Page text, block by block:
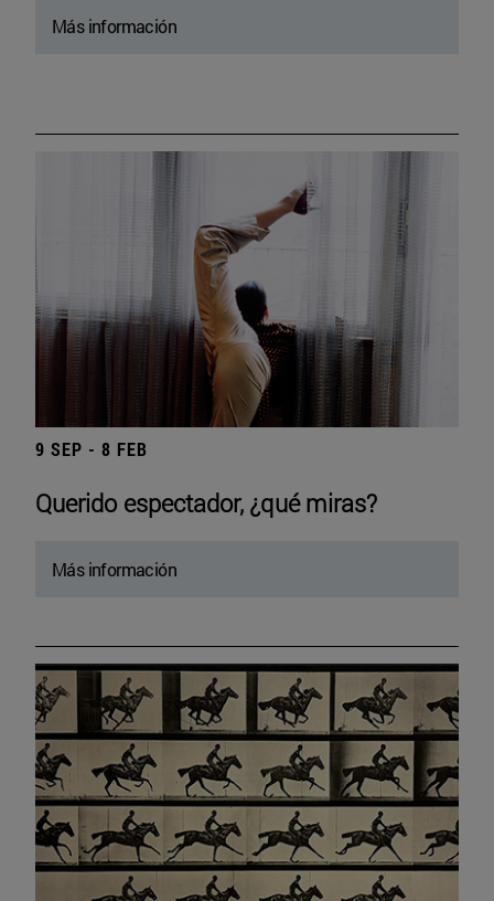
Más información
9 SEP - 8 FEB
Querido espectador, ¿qué miras?
Más información